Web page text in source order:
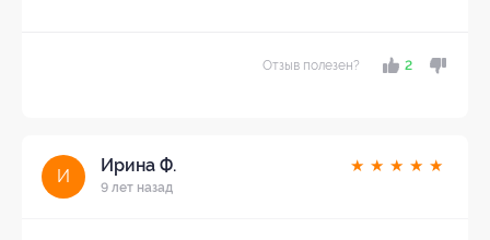
Отзыв полезен? 2
И
Ирина Ф.
9 лет назад
★ ★ ★ ★ ★